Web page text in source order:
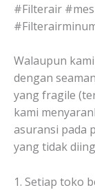
#Filterair
Walaupun
dengan
yang fragile
kami
asuransi pada
yang tidak
1. Setiap toko